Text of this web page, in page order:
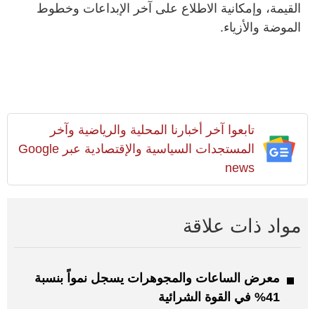
القيمة، وإمكانية الاطلاع على آخر الإبداعات وخطوط
الموضة والأزياء.
تابعوا آخر أخبارنا المحلية والرياضية وآخر
المستجدات السياسية والإقتصادية عبر Google
news
مواد ذات علاقة
معرض الساعات والمجوهرات يسجل نمواً بنسبة
41% في القوة الشرائية